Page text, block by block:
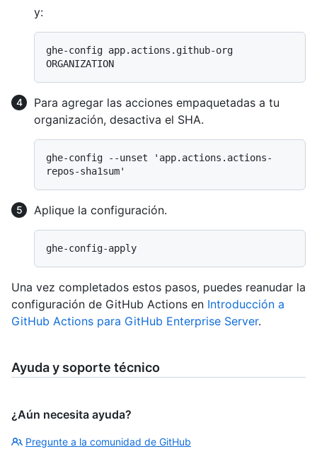
y:
ghe-config app.actions.github-org
Para agregar las acciones empaquetadas a tu
organización, desactiva el SHA.
ghe-config --unset 'app.actions.actions-
Aplique la configuración.
Una vez completados estos pasos, puedes reanudar la
configuración de GitHub Actions en Introducción a
GitHub Actions para GitHub Enterprise Server.
Ayuda y soporte técnico
¿Aún necesita ayuda?
Pregunte a la comunidad de GitHub